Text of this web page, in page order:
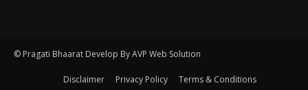
© Pragati Bhaarat Develop By AVP Web Solution
Disclaimer Privacy Policy Terms & Conditions